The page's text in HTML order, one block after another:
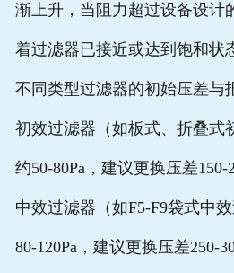
渐上升，当阻力超过设备设计
着过滤器已接近或达到饱和状
不同类型过滤器的初始压差与
初效过滤器（如板式、折叠式
约50-80Pa，建议更换压差150-
中效过滤器（如F5-F9袋式中
80-120Pa，建议更换压差250-